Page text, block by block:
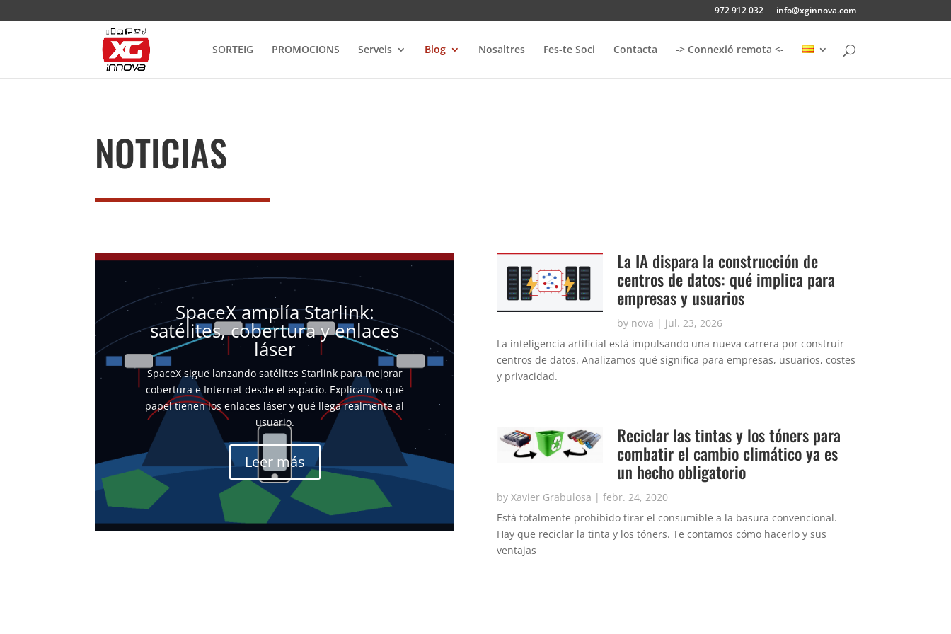
972 912 032 info@xginnova.com
SORTEIG PROMOCIONS Serveis Blog Nosaltres Fes-te Soci Contacta -> Connexió remota <-
NOTICIAS
SpaceX amplía Starlink:
satélites, cobertura y enlaces
láser
SpaceX sigue lanzando satélites Starlink para mejorar
cobertura e Internet desde el espacio. Explicamos qué
papel tienen los enlaces láser y qué llega realmente al
usuario.
Leer más
La IA dispara la construcción de
centros de datos: qué implica para
empresas y usuarios
by nova | jul. 23, 2026
La inteligencia artificial está impulsando una nueva carrera por construir
centros de datos. Analizamos qué significa para empresas, usuarios, costes
y privacidad.
Reciclar las tintas y los tóners para
combatir el cambio climático ya es
un hecho obligatorio
by Xavier Grabulosa | febr. 24, 2020
Está totalmente prohibido tirar el consumible a la basura convencional.
Hay que reciclar la tinta y los tóners. Te contamos cómo hacerlo y sus
ventajas